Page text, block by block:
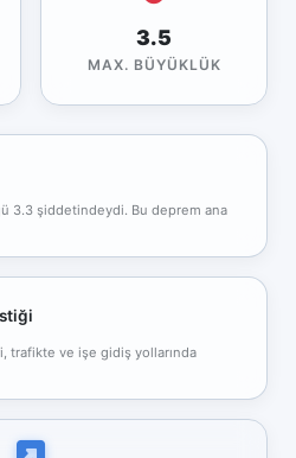
3.5
MAX. BÜYÜKLÜK
3.3 şiddetindeydi. Bu deprem ana
trafikte ve işe gidiş yollarında